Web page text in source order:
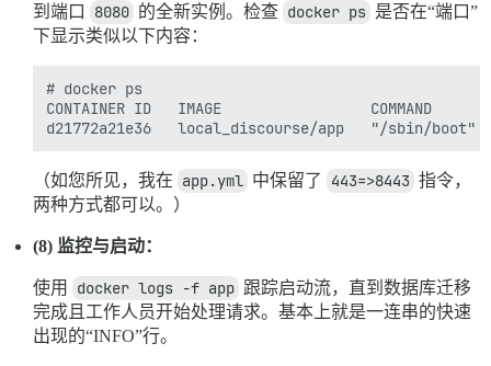
到端口
8080 的全新实例。检查 docker ps 是否在“端口”
下显示类似以下内容：
# docker ps
CONTAINER ID   IMAGE
（如您所见，我在 app.yml 中保留了 443=>8443 指令，
两种方式都可以。）
(8) 监控与启动：
使用 docker logs -f app 跟踪启动流，直到数据库迁移
完成且工作人员开始处理请求。基本上就是一连串的快速
出现的“INFO”行。